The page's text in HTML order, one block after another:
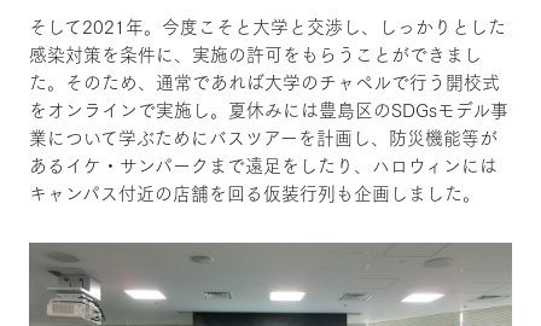
そして2021年。今度こそと大学と交渉し、しっかりとした
感染対策を条件に、実施の許可をもらうことができまし
た。そのため、通常であれば大学のチャペルで行う開校式
をオンラインで実施し。夏休みには豊島区のSDGsモデル事
業について学ぶためにバスツアーを計画し、防災機能等が
あるイケ・サンパークまで遠足をしたり、ハロウィンには
キャンパス付近の店舗を回る仮装行列も企画しました。